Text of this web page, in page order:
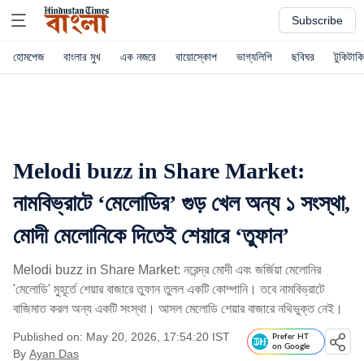
Subscribe
হোমপেজ বাংলার মুখ এক নজরে বায়োস্কোপ ভাগ্যলিপি ছবিঘর টুকিটাকি
Melodi buzz in Share Market:
নামবিভ্রাটে ‘মেলোডির’ গুড় খেল অন্য ১ সংস্থা,
মোদী মেলোনিকে দিতেই শেয়ারে ‘তুফান’
Melodi buzz in Share Market: নরেন্দ্র মোদী এবং জর্জিয়া মেলোনির
'মেলোডি' মুহূর্তে শেয়ার বাজারে তুফান তুলল একটি কোম্পানি। তবে নামবিভ্রাটে
বাজিমাত করল অন্য একটি সংস্থা। আসল মেলোডি শেয়ার বাজারে নথিভুক্ত নেই।
Published on: May 20, 2026, 17:54:20 IST
By Ayan Das
Prefer HT
on Google